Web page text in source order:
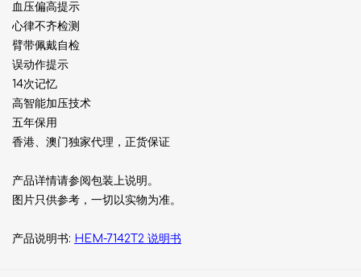
血压偏高提示
心律不齐检测
臂带佩戴自检
误动作提示
14次记忆
高智能加压技术
五年保用
香港、澳门独家代理，正货保证
产品详情请参阅包装上说明。
图片只供参考，一切以实物为准。
产品说明书: HEM-7142T2 说明书